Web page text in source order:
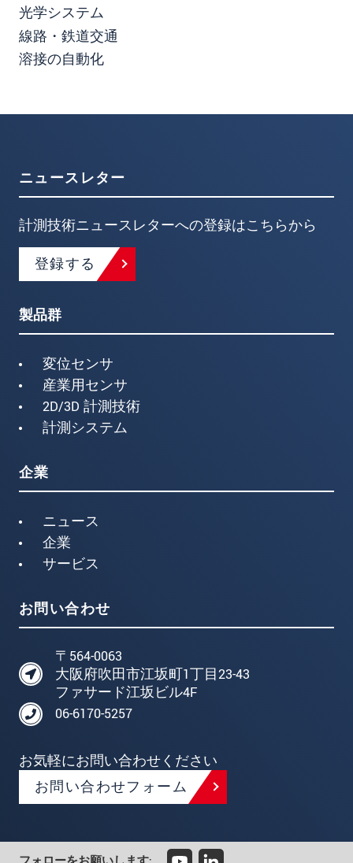
光学システム
線路・鉄道交通
溶接の自動化
ニュースレター
計測技術ニュースレターへの登録はこちらから
登録する
製品群
変位センサ
産業用センサ
2D/3D 計測技術
計測システム
企業
ニュース
企業
サービス
お問い合わせ
〒564-0063
大阪府吹田市江坂町1丁目23-43
ファサード江坂ビル4F
06-6170-5257
お気軽にお問い合わせください
お問い合わせフォーム